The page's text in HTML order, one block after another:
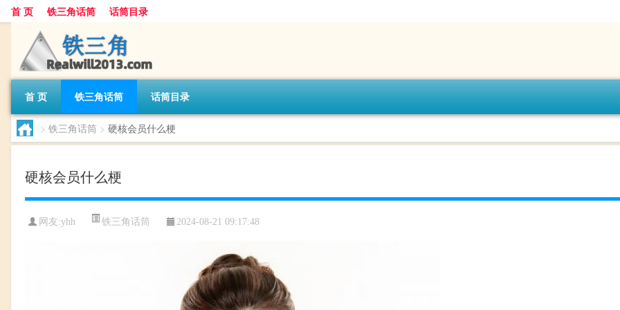
首 页 铁三角话筒 话筒目录
首 页 铁三角话筒 话筒目录
> 铁三角话筒 > 硬核会员什么梗
硬核会员什么梗
网友:yhh 铁三角话筒 2024-08-21 09:17:48